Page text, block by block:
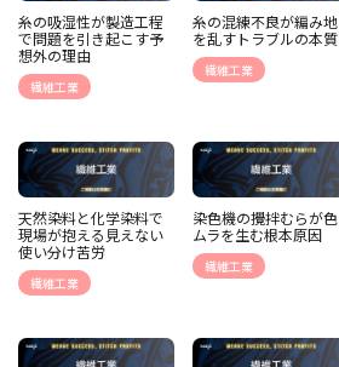
糸の吸湿性が製造工程
で問題を引き起こす予
想外の理由
繊維工業
糸の混練不良が編み地
を乱すトラブルの本質
繊維工業
天然染料と化学染料で
現場が抱える見えない
使い分け苦労
繊維工業
染色機の攪拌むらが色
ムラを生む根本原因
繊維工業